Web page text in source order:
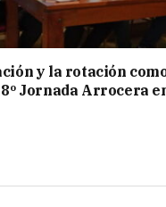
y la rotación
Jornada Arrocera